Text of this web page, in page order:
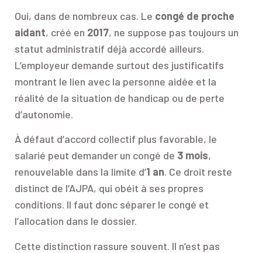
Oui, dans de nombreux cas. Le congé de proche
aidant, créé en 2017, ne suppose pas toujours un
statut administratif déjà accordé ailleurs.
L’employeur demande surtout des justificatifs
montrant le lien avec la personne aidée et la
réalité de la situation de handicap ou de perte
d’autonomie.
À défaut d’accord collectif plus favorable, le
salarié peut demander un congé de 3 mois,
renouvelable dans la limite d’1 an. Ce droit reste
distinct de l’AJPA, qui obéit à ses propres
conditions. Il faut donc séparer le congé et
l’allocation dans le dossier.
Cette distinction rassure souvent. Il n’est pas